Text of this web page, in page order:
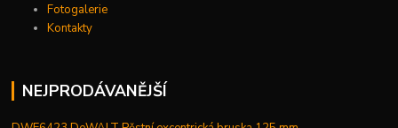
Fotogalerie
Kontakty
NEJPRODÁVANĚJŠÍ